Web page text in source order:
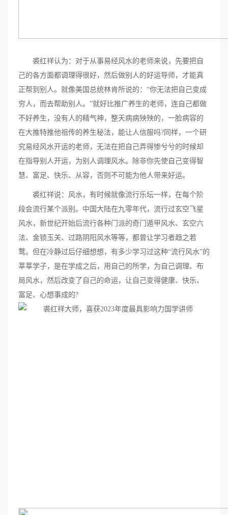
裘红祥认为：对于从事易经风水的老师来说，先要把自
己的各方面都调理得很好，然后做别人的好运导师，才能真
正帮到别人。就像美国总统林肯所说的：“你无法把自己变成
穷人，而去帮助别人。”就好比推广养生的老师，连自己都做
不好养生，没有人的精气神，整天病病殃殃的，一脸病容的
在大推特推他祖传的养生秘法，能让人信服吗?同样，一个研
究易经风水开运的老师，无法在把自己弄得惨兮兮的时候却
在指导别人开运，为别人调理风水。除非你先使自己变得智
慧、富足、快乐、从容，否则不可能为他人带来好运。
裘红祥说：风水，有时候就像流行乐坛一样，在每个阶
段会流行某个派别。中国大陆在九零年代，流行过玄空飞星
风水，新世纪开始后流行各种门派的奇门遁甲风水、玄空六
法、金锁玉关、过路阴阳风水等等，都曾让学习者趋之若
鹜。但在冷静过后仔细想想，有多少学习过这种“流行风水”的
莘莘学子，是在学成之后，用自己的所学，为自己调理、布
局风水，然后改变了自己的命运，让自己变得健康、快乐、
富足、心想事成的?